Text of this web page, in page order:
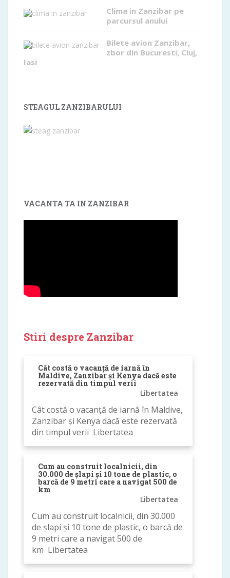
Clima in Zanzibar pe
parcursul anului
Bilete avion Zanzibar,
zbor din Bucuresti, Cluj,
Iasi
STEAGUL ZANZIBARULUI
VACANTA TA IN ZANZIBAR
Stiri despre Zanzibar
Cât costă o vacanță de iarnă în
Maldive, Zanzibar și Kenya dacă este
rezervată din timpul verii
Libertatea
Cât costă o vacanță de iarnă în Maldive,
Zanzibar și Kenya dacă este rezervată
din timpul verii Libertatea
Cum au construit localnicii, din
30.000 de șlapi și 10 tone de plastic, o
barcă de 9 metri care a navigat 500 de
km
Libertatea
Cum au construit localnicii, din 30.000
de șlapi și 10 tone de plastic, o barcă de
9 metri care a navigat 500 de
km Libertatea